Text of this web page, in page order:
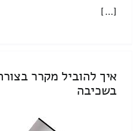
[…]
איך להוביל מקרר
בשכיבה